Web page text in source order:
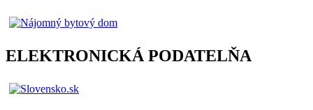
ELEKTRONICKÁ PODATELŇA